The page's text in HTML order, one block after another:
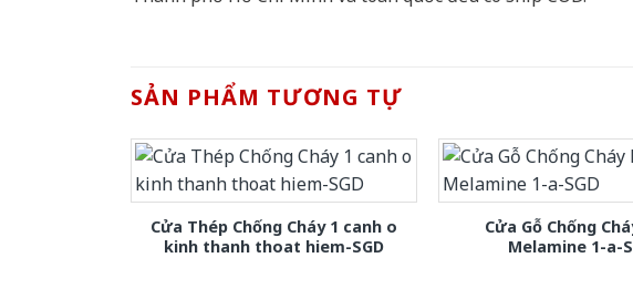
SẢN PHẨM TƯƠNG TỰ
Cửa Thép Chống Cháy 1 canh o
kinh thanh thoat hiem-SGD
Cửa Gỗ Chống
Melamine 1-a-